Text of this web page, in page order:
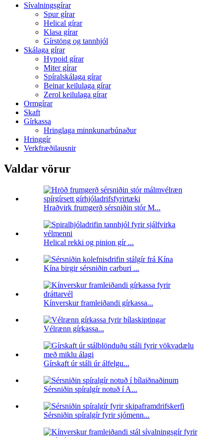
Sívalningsgírar
Spur gírar
Helical gírar
Klasa gírar
Gírstöng og tannhjól
Skálaga gírar
Hypoid gírar
Miter gírar
Spíralskálaga gírar
Beinar keilulaga gírar
Zerol keilulaga gírar
Ormgírar
Skaft
Gírkassa
Hringlaga minnkunarbúnaður
Hringgír
Verkfræðilausnir
Valdar vörur
Hraðvirk frumgerð sérsniðin stór M...
Helical rekki og pinion gír ...
Kína birgir sérsniðin carburi ...
Kínverskur framleiðandi gírkassa...
Vélrænn gírkassa...
Gírskaft úr stáli úr álfelgu...
Sérsniðin spíralgír notuð í A...
Sérsniðin spíralgír fyrir sjómenn...